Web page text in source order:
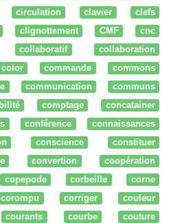
circulation clavier
clefs
clignottement CMF
cnc
collaboratif
collaboration
color commande
commons
communication
communs
comptage
concatainer
conférence
connaissances
conscience
constituer
convertion
coopération
copepode corbeille
corne
corompu corriger
couleur
courants courbe
couture